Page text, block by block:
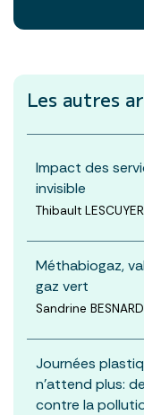
Les autres
Impact des
invisible
Thibault LESCUYER
Méthabiogaz,
gaz vert
Sandrine BESNARD
Journées
n’attend plus:
contre la